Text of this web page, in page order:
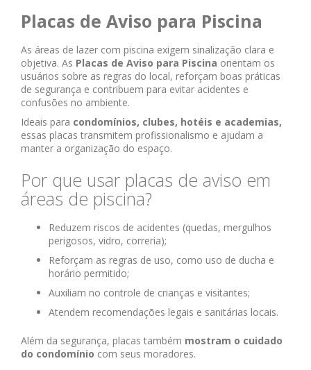
Placas de Aviso para Piscina
As áreas de lazer com piscina exigem sinalização clara e
objetiva. As Placas de Aviso para Piscina orientam os
usuários sobre as regras do local, reforçam boas práticas
de segurança e contribuem para evitar acidentes e
confusões no ambiente.
Ideais para condomínios, clubes, hotéis e academias,
essas placas transmitem profissionalismo e ajudam a
manter a organização do espaço.
Por que usar placas de aviso em
áreas de piscina?
Reduzem riscos de acidentes (quedas, mergulhos
perigosos, vidro, correria);
Reforçam as regras de uso, como uso de ducha e
horário permitido;
Auxiliam no controle de crianças e visitantes;
Atendem recomendações legais e sanitárias locais.
Além da segurança, placas também mostram o cuidado
do condomínio com seus moradores.